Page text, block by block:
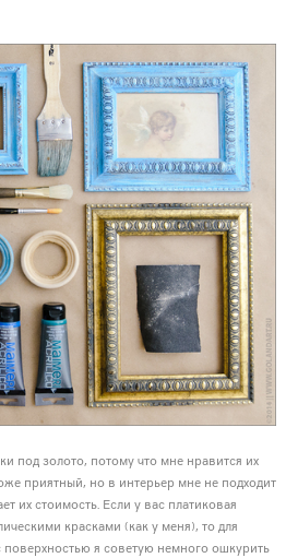
под золото, потому что мне нравится их
приятный, но в интерьер мне не подходит
их стоимость. Если у вас платиковая
красками (как у меня), то для
поверхностью я советую немного ошкурить